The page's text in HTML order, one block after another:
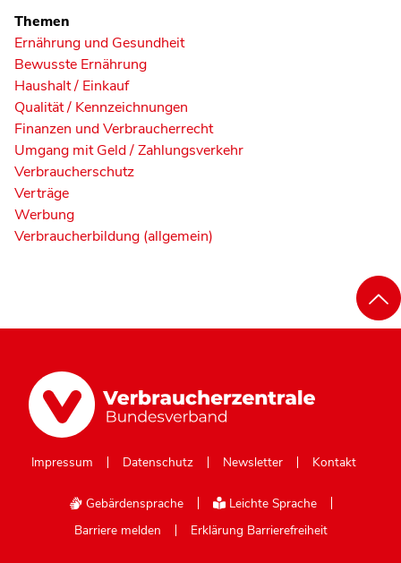
Themen
Ernährung und Gesundheit
Bewusste Ernährung
Haushalt / Einkauf
Qualität / Kennzeichnungen
Finanzen und Verbraucherrecht
Umgang mit Geld / Zahlungsverkehr
Verbraucherschutz
Verträge
Werbung
Verbraucherbildung (allgemein)
Impressum Datenschutz Newsletter Kontakt
Gebärdensprache
Leichte Sprache
Barriere melden
Erklärung Barrierefreiheit